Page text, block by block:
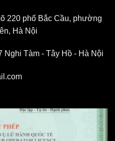
220 phố Bắc Cầu, phường
Hà Nội
Nghi Tàm - Tây Hồ - Hà Nội